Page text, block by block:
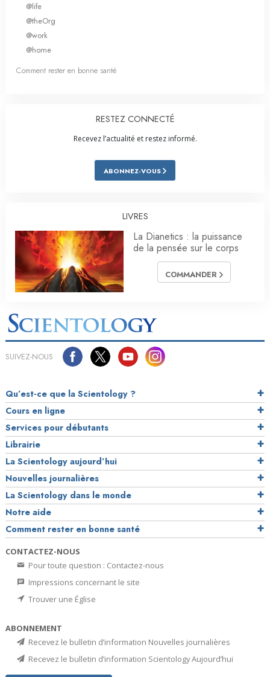
@life
@theOrg
@work
@home
Comment rester en bonne santé
RESTEZ CONNECTÉ
Recevez l’actualité et restez informé.
ABONNEZ-VOUS
LIVRES
La Dianetics : la puissance
de la pensée sur le corps
COMMANDER
SUIVEZ-NOUS
Qu’est-ce que la Scientology ?
Cours en ligne
Services pour débutants
Librairie
La Scientology aujourd’hui
Nouvelles journalières
La Scientology dans le monde
Notre aide
Comment rester en bonne santé
CONTACTEZ-NOUS
Pour toute question : Contactez-nous
Impressions concernant le site
Trouver une Église
ABONNEMENT
Recevez le bulletin d’information Nouvelles journalières
Recevez le bulletin d’information Scientology Aujourd’hui